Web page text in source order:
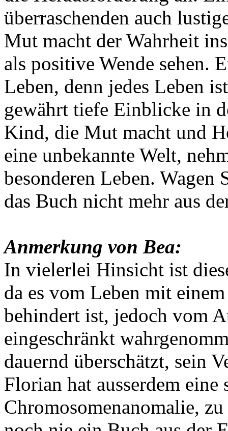
überraschenden auch
Mut macht der Wahrheit
als positive Wende sehen.
Leben, denn jedes Leben
gewährt tiefe Einblicke in
Kind, die Mut macht und
eine unbekannte Welt,
besonderen Leben. Wagen
das Buch nicht mehr aus
Anmerkung von Bea:
In vielerlei Hinsicht ist
da es vom Leben mit
behindert ist, jedoch vom
eingeschränkt
dauernd überschätzt, sein
Florian hat ausserdem eine
Chromosomenanomalie,